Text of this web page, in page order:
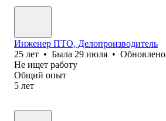
Инженер ПТО, Делопроизводитель
25 лет • Была 29 июля • Обновлено
Не ищет работу
Общий опыт
5 лет